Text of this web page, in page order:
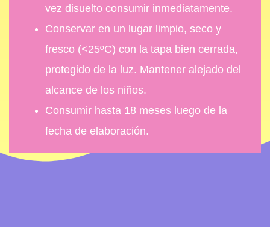
vez disuelto consumir inmediatamente.
Conservar en un lugar limpio, seco y
fresco (<25ºC) con la tapa bien cerrada,
protegido de la luz. Mantener alejado del
alcance de los niños.
Consumir hasta 18 meses luego de la
fecha de elaboración.